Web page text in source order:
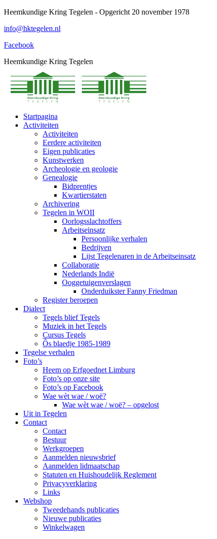
Spring
content
Heemkundige Kring Tegelen - Opgericht 20 november 1978
info@hktegelen.nl
Facebook
Heemkundige Kring Tegelen
Startpagina
Activiteiten
Activiteiten
Eerdere activiteiten
Eigen publicaties
Kunstwerken
Archeologie en geologie
Genealogie
Bidprentjes
Kwartierstaten
Archivering
Tegelen in WOII
Oorlogsslachtoffers
Arbeitseinsatz
Persoonlijke verhalen
Bedrijven
Lijst Tegelenaren in de Arbeitseinsatz
Collaboratie
Nederlands Indië
Ooggetuigenverslagen
Onderduikster Fanny Friedman
Register beroepen
Dialect
Tegels blief Tegels
Muziek in het Tegels
Cursus Tegels
Ôs blaedje 1985-1989
Tegelse verhalen
Foto’s
Heem op Erfgoednet Limburg
Foto’s op onze site
Foto’s op Facebook
Wae wèt wae / woë?
Wae wèt wae / woë? – opgelost
Uit in Tegelen
Contact
Contact
Bestuur
Werkgroepen
Aanmelden nieuwsbrief
Aanmelden lidmaatschap
Statuten en Huishoudelijk Reglement
Privacyverklaring
Links
Webshop
Tweedehands publicaties
Nieuwe publicaties
Winkelwagen